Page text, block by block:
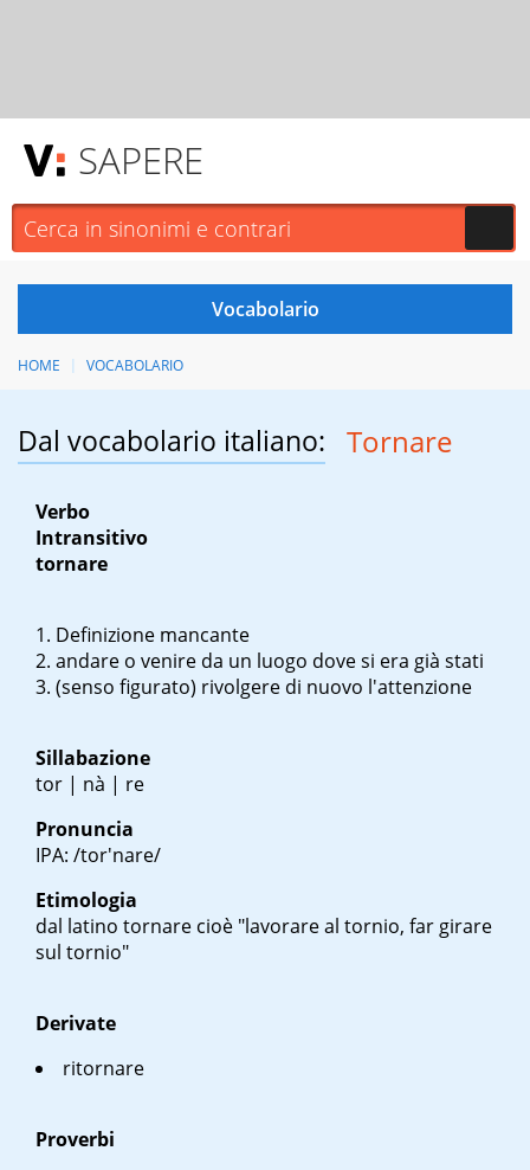
SAPERE
HOME VOCABOLARIO
Dal vocabolario italiano: Tornare
Verbo
Intransitivo
tornare
Definizione mancante
andare o venire da un luogo dove si era già stati
(senso figurato) rivolgere di nuovo l'attenzione
Sillabazione
tor | nà | re
Pronuncia
IPA: /tor'nare/
Etimologia
dal latino tornare cioè "lavorare al tornio, far girare
sul tornio"
Derivate
ritornare
Proverbi